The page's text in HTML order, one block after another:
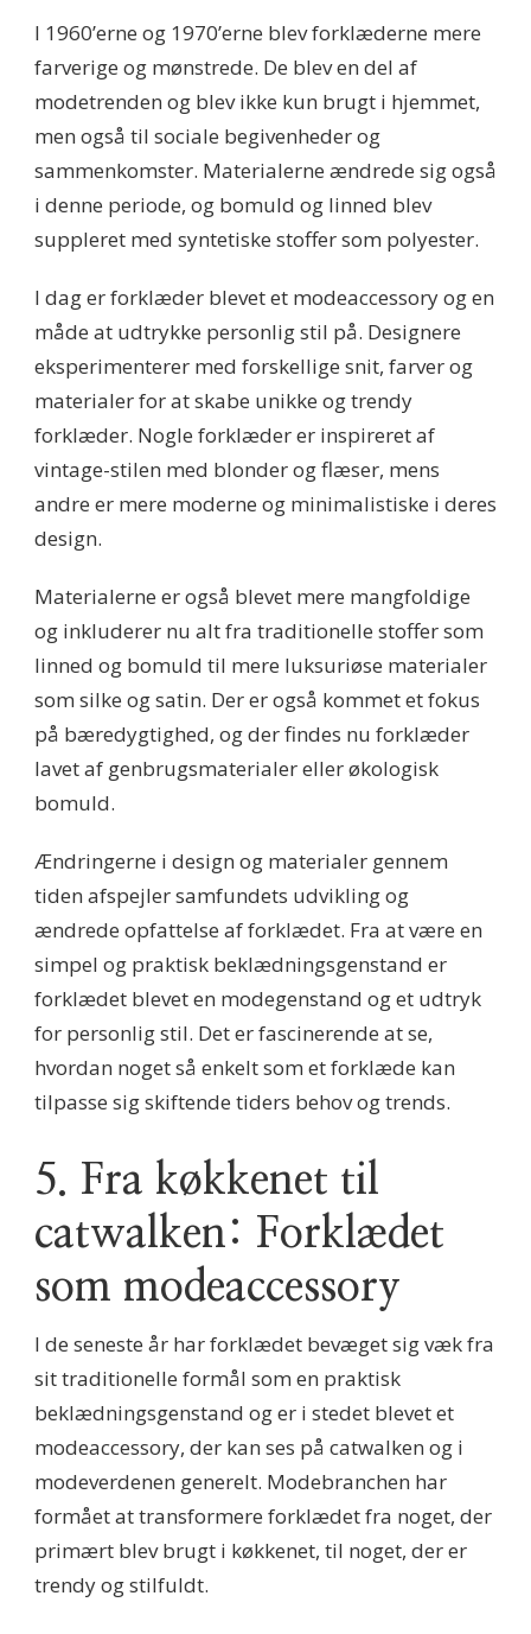
I 1960’erne og 1970’erne blev forklæderne mere
farverige og mønstrede. De blev en del af
modetrenden og blev ikke kun brugt i hjemmet,
men også til sociale begivenheder og
sammenkomster. Materialerne ændrede sig også
i denne periode, og bomuld og linned blev
suppleret med syntetiske stoffer som polyester.
I dag er forklæder blevet et modeaccessory og en
måde at udtrykke personlig stil på. Designere
eksperimenterer med forskellige snit, farver og
materialer for at skabe unikke og trendy
forklæder. Nogle forklæder er inspireret af
vintage-stilen med blonder og flæser, mens
andre er mere moderne og minimalistiske i deres
design.
Materialerne er også blevet mere mangfoldige
og inkluderer nu alt fra traditionelle stoffer som
linned og bomuld til mere luksuriøse materialer
som silke og satin. Der er også kommet et fokus
på bæredygtighed, og der findes nu forklæder
lavet af genbrugsmaterialer eller økologisk
bomuld.
Ændringerne i design og materialer gennem
tiden afspejler samfundets udvikling og
ændrede opfattelse af forklædet. Fra at være en
simpel og praktisk beklædningsgenstand er
forklædet blevet en modegenstand og et udtryk
for personlig stil. Det er fascinerende at se,
hvordan noget så enkelt som et forklæde kan
tilpasse sig skiftende tiders behov og trends.
5. Fra køkkenet til
catwalken: Forklædet
som modeaccessory
I de seneste år har forklædet bevæget sig væk fra
sit traditionelle formål som en praktisk
beklædningsgenstand og er i stedet blevet et
modeaccessory, der kan ses på catwalken og i
modeverdenen generelt. Modebranchen har
formået at transformere forklædet fra noget, der
primært blev brugt i køkkenet, til noget, der er
trendy og stilfuldt.